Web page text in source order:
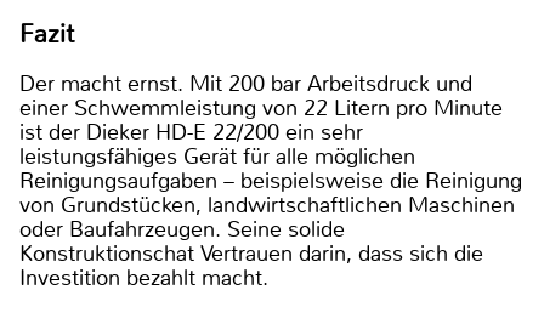
Fazit
Der macht ernst. Mit 200 bar Arbeitsdruck und
einer Schwemmleistung von 22 Litern pro Minute
ist der Dieker HD-E 22/200 ein sehr
leistungsfähiges Gerät für alle möglichen
Reinigungsaufgaben – beispielsweise die Reinigung
von Grundstücken, landwirtschaftlichen Maschinen
oder Baufahrzeugen. Seine solide
Konstruktionschat Vertrauen darin, dass sich die
Investition bezahlt macht.